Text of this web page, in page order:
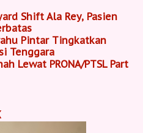
Shift Ala Rey, Pasien
Pintar Tingkatkan
Tenggara
Lewat PRONA/PTSL Part